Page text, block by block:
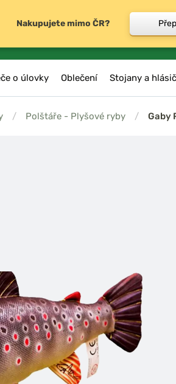
o úlovky Oblečení Stojany a
/ Polštáře - Plyšové ryby / Gaby
Nakupujete mimo ČR?